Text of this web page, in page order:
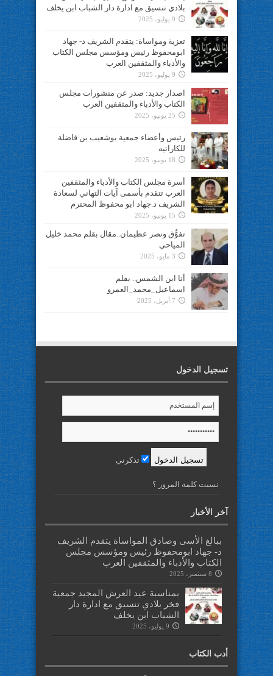
بلادي تنسيق مع ادارة دار الشباب ابن يخلف
9 يوليو، 2025
تعزية ومواساة: يتقدم الشريف د- جهاد
ابومحفوظ رئيس ومؤسس مجلس الكتاب
والأدباء والمثقفين العرب
9 يوليو، 2025
اصدار جديد: صدر عن منشورات مجلس
الكتاب والأدباء والمثقفين العرب
25 يونيو، 2025
رئيس وأعضاء جمعية بوشعيب بن فاضلة
للكاراتيه
18 يونيو، 2025
أسرة مجلس الكتاب والأدباء والمثقفين
العرب تتقدم بأسمى آيات التهاني لسعادة
الشريف د.جهاد ابو محفوظ المحترم
15 يونيو، 2025
تفوُّق ونصر عظيمان..مقال بقلم محمد خليل
المياحي
3 مايو، 2025
أنا ابن الشمس.. بقلم
اسماعيل_محمد_العمرو
7 أبريل، 2025
تسجيل الدخول
تذكرني
نسيت كلمة المرور ؟
آخر الأخبار
ببالغ الأسى وصادق المواساة يتقدم الشريف
د- جهاد ابومحفوظ رئيس ومؤسس مجلس
الكتاب والأدباء والمثقفين العرب
8 سبتمبر، 2025
بمناسبة عيد العرش المجيد جمعية
فخر بلادي تنسيق مع ادارة دار
الشباب ابن يخلف
9 يوليو، 2025
أدب الكتاب